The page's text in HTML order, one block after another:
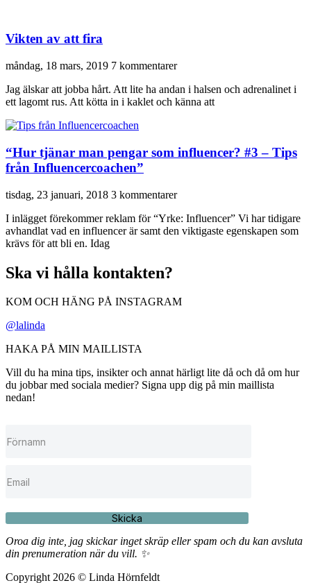
Vikten av att fira
måndag, 18 mars, 2019 7 kommentarer
Jag älskar att jobba hårt. Att lite ha andan i halsen och adrenalinet i
ett lagomt rus. Att kötta in i kaklet och känna att
“Hur tjänar man pengar som influencer? #3 – Tips
från Influencercoachen”
tisdag, 23 januari, 2018 3 kommentarer
I inlägget förekommer reklam för “Yrke: Influencer” Vi har tidigare
avhandlat vad en influencer är samt den viktigaste egenskapen som
krävs för att bli en. Idag
Ska vi hålla kontakten?
KOM OCH HÄNG PÅ INSTAGRAM
@lalinda
HAKA PÅ MIN MAILLISTA
Vill du ha mina tips, insikter och annat härligt lite då och då om hur
du jobbar med sociala medier? Signa upp dig på min maillista
nedan!
Skicka
Oroa dig inte, jag skickar inget skräp eller spam och du kan avsluta
din prenumeration när du vill. ✨
Copyright 2026 © Linda Hörnfeldt